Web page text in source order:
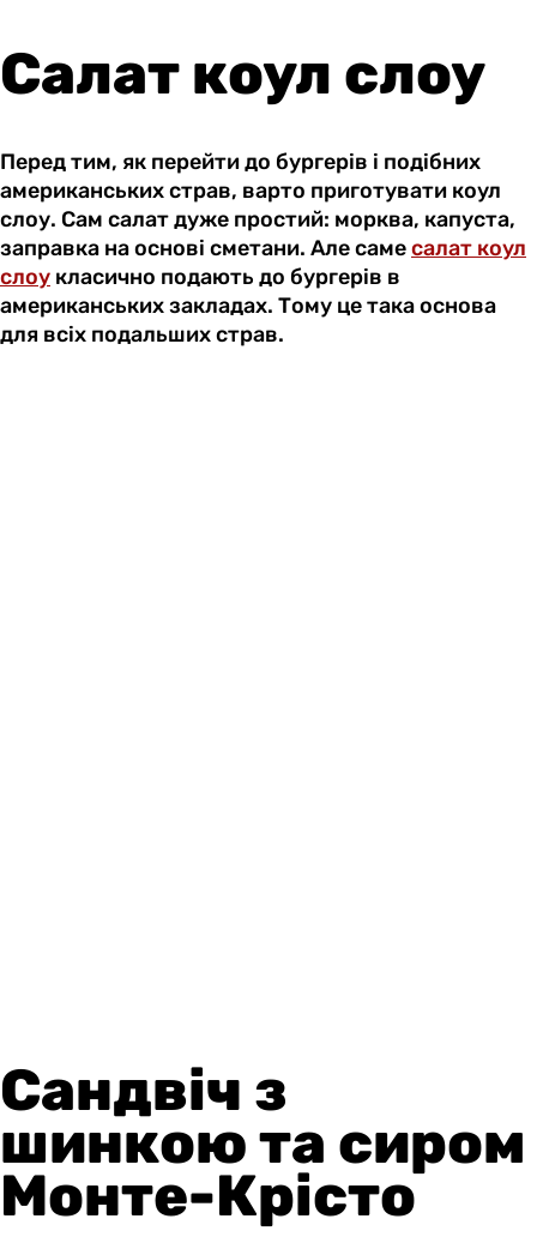
Салат коул слоу
Перед тим, як перейти до бургерів і подібних
американських страв, варто приготувати коул
слоу. Сам салат дуже простий: морква, капуста,
заправка на основі сметани. Але самесалат коул
слоу класично подають до бургерів в
американських закладах. Тому це така основа
для всіх подальших страв.
Сандвіч з
шинкою та сиром
Монте-Крісто